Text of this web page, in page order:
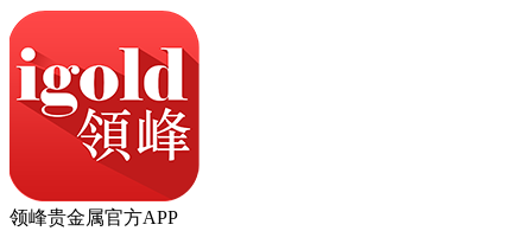
领峰贵金属官方APP